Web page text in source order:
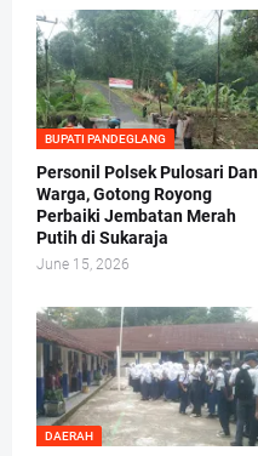
BUPATI PANDEGLANG
Personil Polsek Pulosari Dan
Warga, Gotong Royong
Perbaiki Jembatan Merah
Putih di Sukaraja
June 15, 2026
DAERAH